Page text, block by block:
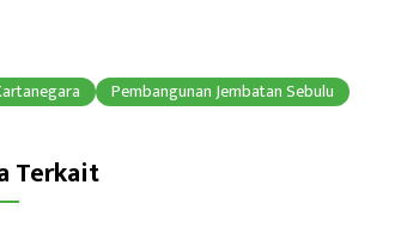
p
p
Pembangunan Jembatan Sebulu
Terkait